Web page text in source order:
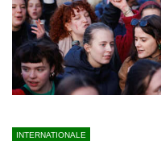
INTERNATIONALE